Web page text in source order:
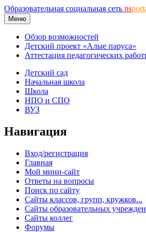
Образовательная социальная сеть ns
Меню
Обзор возможностей
Детский проект «Алые паруса»
Аттестация педагогических
Детский сад
Начальная школа
Школа
НПО и СПО
ВУЗ
Навигация
Вход/регистрация
Главная
Мой мини-сайт
Ответы на вопросы
Поиск по сайту
Сайты классов, групп, кружков...
Сайты образовательных
Сайты коллег
Форумы